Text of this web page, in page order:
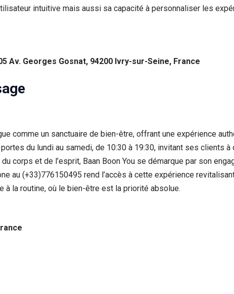
intuitive mais aussi sa capacité à personnaliser les
Av. Georges Gosnat, 94200 Ivry-sur-Seine, France
comme un sanctuaire de bien-être, offrant une expérience
du lundi au samedi, de 10:30 à 19:30, invitant ses clients
corps et de l’esprit, Baan Boon You se démarque par son
au (+33)776150495 rend l’accès à cette expérience
à la routine, où le bien-être est la priorité absolue.